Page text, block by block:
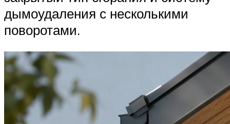
дымоудаления с несколькими
поворотами.